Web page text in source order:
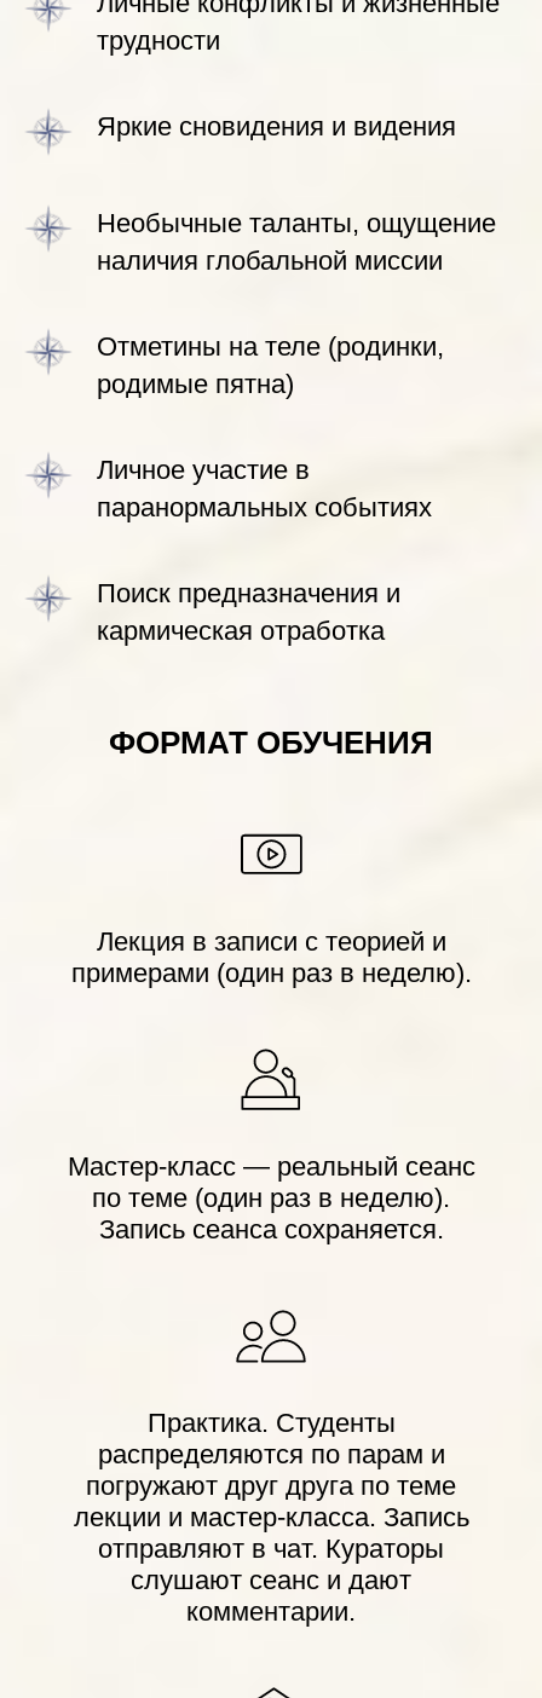
трудности
Яркие сновидения и видения
Необычные таланты, ощущение
наличия глобальной миссии
Отметины на теле (родинки,
родимые пятна)
Личное участие в
паранормальных событиях
Поиск предназначения и
кармическая отработка
ФОРМАТ ОБУЧЕНИЯ
Лекция в записи с теорией и
примерами (один раз в неделю).
Мастер-класс — реальный сеанс
по теме (один раз в неделю).
Запись сеанса сохраняется.
Практика. Студенты
распределяются по парам и
погружают друг друга по теме
лекции и мастер-класса. Запись
отправляют в чат. Кураторы
слушают сеанс и дают
комментарии.